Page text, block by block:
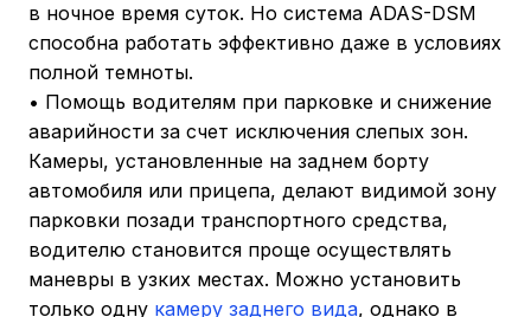
в ночное время суток. Но система ADAS-DSM
способна работать эффективно даже в условиях
полной темноты.
• Помощь водителям при парковке и снижение
аварийности за счет исключения слепых зон.
Камеры, установленные на заднем борту
автомобиля или прицепа, делают видимой зону
парковки позади транспортного средства,
водителю становится проще осуществлять
маневры в узких местах. Можно установить
только одну камеру заднего вида, однако в